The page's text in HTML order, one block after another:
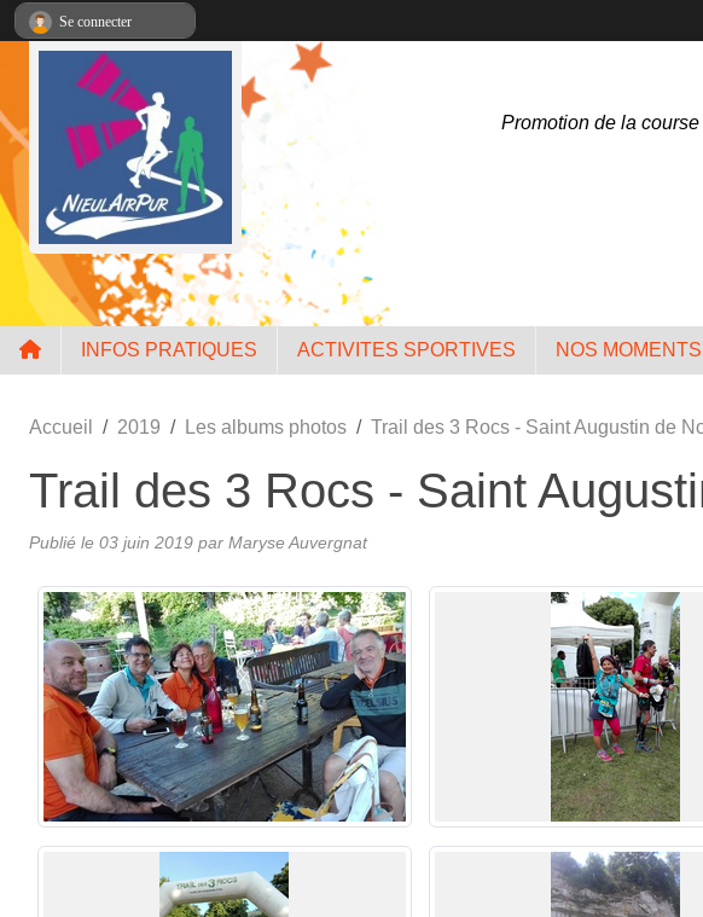
Promotion de la
INFOS PRATIQUES ACTIVITES SPORTIVES NOS
Accueil 2019 Les albums photos Trail des 3 Rocs - Saint Augustin de
Trail des 3 Rocs - Saint
Publié le 03 juin 2019 par Maryse Auvergnat
Se connecter
Panneau de gestion des cookies